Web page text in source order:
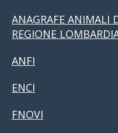
ANAGRAFE ANIMALI
REGIONE
ANFI
ENCI
FNOVI